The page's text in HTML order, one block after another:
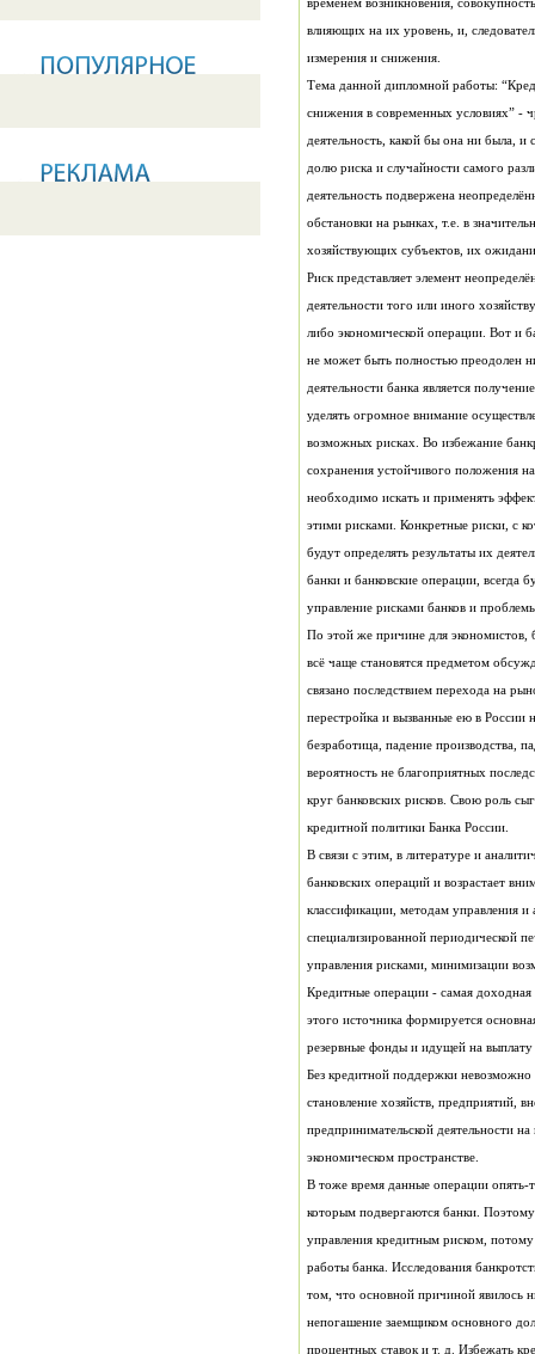
измерения и снижения.
хозяйствующих субъектов, их
Риск представляет элемент
деятельности того или иного
управление рисками банков и
кредитной политики Банка России.
Кредитные операции - самая доходная
резервные фонды и идущей на
Без кредитной поддержки невозможно
экономическом пространстве.